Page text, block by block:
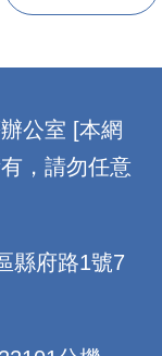
公室 [本網
，請勿任意
府路1號7